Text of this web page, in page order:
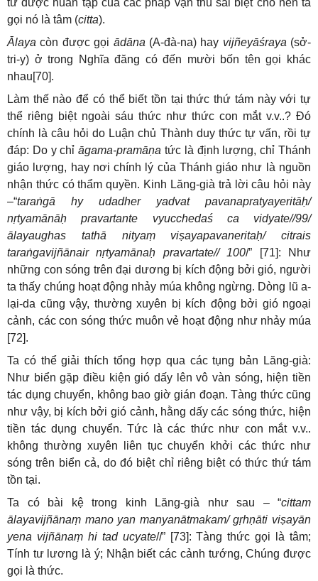
tử được huân tập của các pháp vạn thù sai biệt cho nên ta
gọi nó là tâm (citta).
Ālaya còn được gọi ādāna (A-đà-na) hay vijñeyāśraya (sở-
tri-y) ở trong Nghĩa đăng có đến mười bốn tên gọi khác
nhau[70].
Làm thế nào để có thể biết tồn tại thức thứ tám này với tự
thể riêng biệt ngoài sáu thức như thức con mắt v.v..? Đó
chính là câu hỏi do Luận chủ Thành duy thức tự vấn, rồi tự
đáp: Do y chỉāgama-pramāṇa tức là định lượng, chỉ Thánh
giáo lượng, hay nơi chính lý của Thánh giáo như là nguồn
nhận thức có thẩm quyền. Kinh Lăng-già trả lời câu hỏi này
–“taraṅgā hy udadher yadvat pavanapratyayeritāḥ/
nṛtyamānāḥ pravartante vyucchedaś ca vidyate//99/
ālayaughas tathā nityaṃ viṣayapavaneritaḥ/ citrais
taraṅgavijñānair nṛtyamānaḥ pravartate// 100/” [71]: Như
những con sóng trên đại dương bị kích động bởi gió, người
ta thấy chúng hoạt động nhảy múa không ngừng. Dòng lũ a-
lại-da cũng vậy, thường xuyên bị kích động bởi gió ngoại
cảnh, các con sóng thức muôn vẻ hoạt động như nhảy múa
[72].
Ta có thể giải thích tổng hợp qua các tụng bản Lăng-già:
Như biển gặp điều kiện gió dấy lên vô vàn sóng, hiện tiền
tác dụng chuyển, không bao giờ gián đoạn. Tàng thức cũng
như vậy, bị kích bởi gió cảnh, hằng dấy các sóng thức, hiện
tiền tác dụng chuyển. Tức là các thức như con mắt v.v..
không thường xuyên liên tục chuyển khởi các thức như
sóng trên biển cả, do đó biệt chỉ riêng biệt có thức thứ tám
tồn tại.
Ta có bài kệ trong kinh Lăng-già như sau – “cittam
ālayavijñānaṃ mano yan manyanātmakam/ gṛhṇāti viṣayān
yena vijñānaṃ hi tad ucyate//” [73]: Tàng thức gọi là tâm;
Tính tư lương là ý; Nhận biết các cảnh tướng, Chúng được
gọi là thức.